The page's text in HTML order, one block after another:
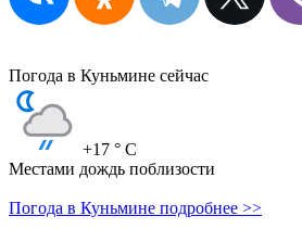
Погода в Куньмине сейчас
+17 ° C
Местами дождь поблизости
Погода в Куньмине подробнее >>